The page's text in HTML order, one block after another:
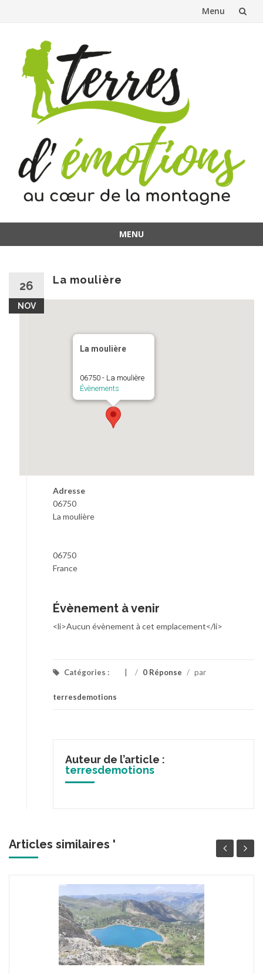
Menu
contenu
MENU
26
NOV
La moulière
La moulière
06750 - La moulière
Évènements
Adresse
06750
La moulière
06750
France
Évènement à venir
<li>Aucun évènement à cet emplacement</li>
Catégories : / 0 Réponse / par
terresdemotions
Auteur de l’article :
terresdemotions
Articles similaires '